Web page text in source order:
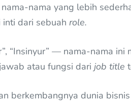
nama yang lebih
inti dari sebuah role.
“Insinyur” — nama-nama
atau fungsi dari job title
berkembangnya dunia